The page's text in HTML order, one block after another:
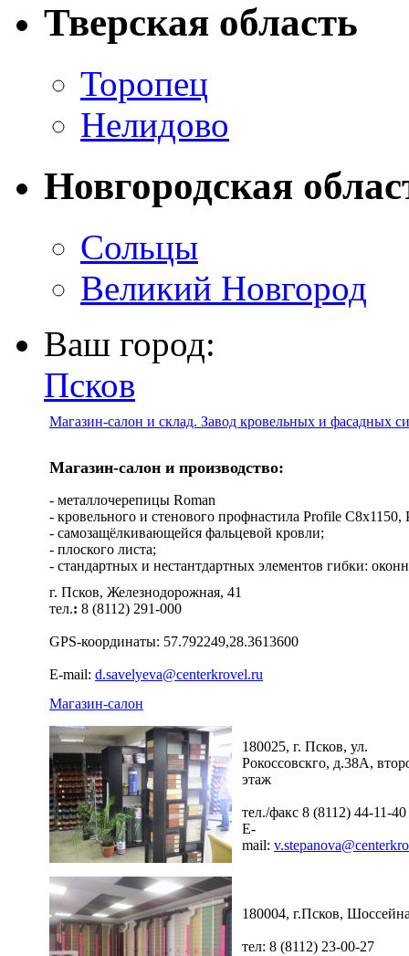
Тверская область
Торопец
Нелидово
Новгородская
Сольцы
Великий Новгород
Ваш город:
Псков
Магазин-салон и склад. Завод кровельных и фасадных
Магазин-салон и производство:
- металлочерепицы Roman
- кровельного и стенового профнастила Profile
- самозащёлкивающейся фальцевой кровли;
- плоского листа;
- стандартных и нестантдартных элементов гибки:
г. Псков, Железнодорожная, 41
тел.: 8 (8112) 291-000
GPS-координаты: 57.792249,28.3613600
E-mail: d.savelyeva@centerkrovel.ru
Магазин-салон
180025, г. Псков, ул.
Рокоссовскго, д.38А,
этаж
тел./факс 8 (8112) 44-11-40
E-
mail:
180004, г.Псков,
тел: 8 (8112) 23-00-27